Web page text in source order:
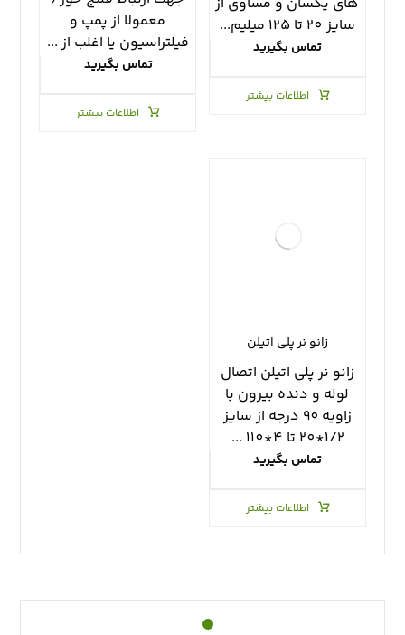
سايز ٢٠ تا ١٢٥ ميليم...
تماس بگیرید
اطلاعات بیشتر
معمولا از پمپ و
فيلتراسيون يا اغلب از ...
تماس بگیرید
اطلاعات بیشتر
زانو نر پلي اتيلن
زانو نر پلي اتيلن اتصال
لوله و دنده بيرون با
زاويه ٩٠ درجه از سايز
١/٢*٢٠ تا ٤*١١٠ ...
تماس بگیرید
اطلاعات بیشتر